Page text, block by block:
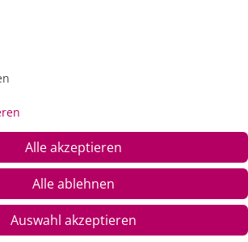
MwSt. zzgl.
Alle akzeptieren
Alle ablehnen
Auswahl akzeptieren
Alle Rechte vorbehalten. |webshop by